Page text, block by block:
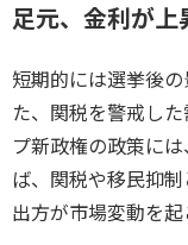
足元、金利が上
短期的には選挙後
た、関税を警戒し
プ新政権の政策に
ば、関税や移民抑
出方が市場変動を起